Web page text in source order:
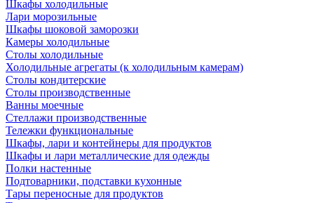
Шкафы холодильные
Лари морозильные
Шкафы шоковой заморозки
Камеры холодильные
Столы холодильные
Холодильные агрегаты (к холодильным камерам)
Столы кондитерские
Столы производственные
Ванны моечные
Стеллажи производственные
Тележки функциональные
Шкафы, лари и контейнеры для продуктов
Шкафы и лари металлические для одежды
Полки настенные
Подтоварники, подставки кухонные
Тары переносные для продуктов